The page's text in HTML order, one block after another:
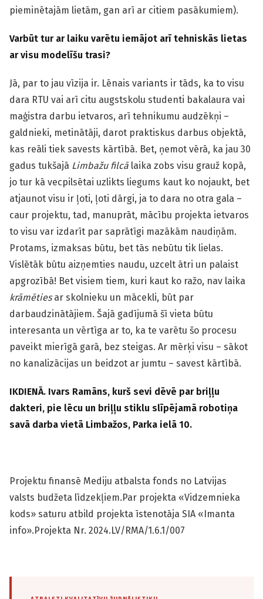
pieminētajām lietām, gan arī ar citiem pasākumiem).
Varbūt tur ar laiku varētu iemājot arī tehniskās lietas
ar visu modelīšu trasi?
Jā, par to jau vīzija ir. Lēnais variants ir tāds, ka to visu
dara RTU vai arī citu augstskolu studenti bakalaura vai
maģistra darbu ietvaros, arī tehnikumu audzēkņi –
galdnieki, metinātāji, darot praktiskus darbus objektā,
kas reāli tiek savests kārtībā. Bet, ņemot vērā, ka jau 30
gadus tukšajā Limbažu filcālaika zobs visu grauž kopā,
jo tur kā vecpilsētai uzlikts liegums kaut ko nojaukt, bet
atjaunot visu ir ļoti, ļoti dārgi, ja to dara no otra gala –
caur projektu, tad, manuprāt, mācību projekta ietvaros
to visu var izdarīt par saprātīgi mazākām naudiņām.
Protams, izmaksas būtu, bet tās nebūtu tik lielas.
Vislētāk būtu aizņemties naudu, uzcelt ātri un palaist
apgrozībā! Bet visiem tiem, kuri kaut ko ražo, nav laika
krāmētiesar skolnieku un mācekli, būt par
darbaudzinātājiem. Šajā gadījumā šī vieta būtu
interesanta un vērtīga ar to, ka te varētu šo procesu
paveikt mierīgā garā, bez steigas. Ar mērķi visu – sākot
no kanalizācijas un beidzot ar jumtu – savest kārtībā.
IKDIENĀ. Ivars Ramāns, kurš sevi dēvē par briļļu
dakteri, pie lēcu un briļļu stiklu slīpējamā robotiņa
savā darba vietā Limbažos, Parka ielā 10.
Projektu finansē Mediju atbalsta fonds no Latvijas
valsts budžeta līdzekļiem.Par projekta «Vidzemnieka
kods» saturu atbild projekta īstenotāja SIA «Imanta
info».Projekta Nr. 2024.LV/RMA/1.6.1/007